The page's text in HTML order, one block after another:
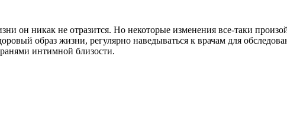
он никак не отразится. Но некоторые изменения все-таки
образ жизни, регулярно наведываться к врачам для
интимной близости.